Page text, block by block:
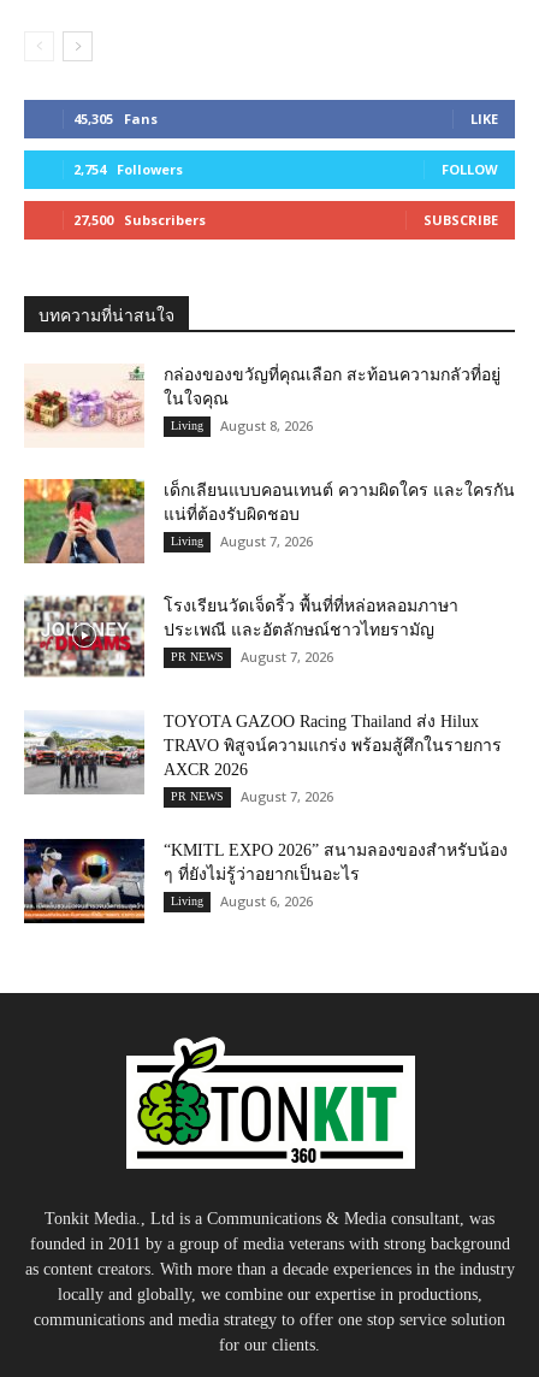
45,305 Fans LIKE
2,754 Followers FOLLOW
27,500 Subscribers SUBSCRIBE
บทความที่น่าสนใจ
กล่องของขวัญที่คุณเลือก สะท้อนความกลัวที่อยู่
ในใจคุณ
Living August 8, 2026
เด็กเลียนแบบคอนเทนต์ ความผิดใคร และใครกัน
แน่ที่ต้องรับผิดชอบ
Living August 7, 2026
โรงเรียนวัดเจ็ดริ้ว พื้นที่ที่หล่อหลอมภาษา
ประเพณี และอัตลักษณ์ชาวไทยรามัญ
PR NEWS August 7, 2026
TOYOTA GAZOO Racing Thailand ส่ง Hilux
TRAVO พิสูจน์ความแกร่ง พร้อมสู้ศึกในรายการ
AXCR 2026
PR NEWS August 7, 2026
“KMITL EXPO 2026” สนามลองของสำหรับน้อง
ๆ ที่ยังไม่รู้ว่าอยากเป็นอะไร
Living August 6, 2026
Tonkit Media., Ltd is a Communications & Media consultant, was
founded in 2011 by a group of media veterans with strong background
as content creators. With more than a decade experiences in the industry
locally and globally, we combine our expertise in productions,
communications and media strategy to offer one stop service solution
for our clients.